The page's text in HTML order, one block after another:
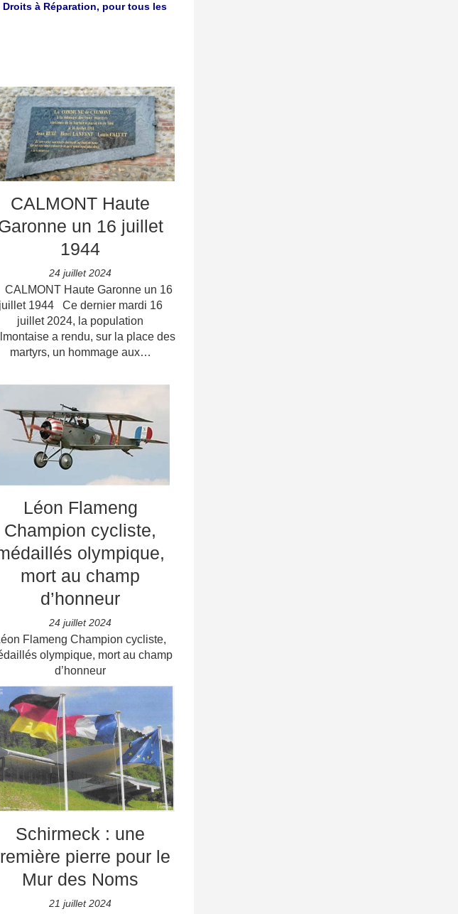
à Réparation, pour tous les
CALMONT Haute
un 16 juillet
1944
24 juillet 2024
Haute Garonne un 16
juillet 1944 Ce dernier mardi 16
juillet 2024, la population
a rendu, sur la place des
martyrs, un hommage aux…
Léon Flameng
Champion cycliste,
olympique,
mort au champ
d’honneur
24 juillet 2024
Flameng Champion cycliste,
olympique, mort au champ
d’honneur
Schirmeck : une
pierre pour le
Mur des Noms
21 juillet 2024